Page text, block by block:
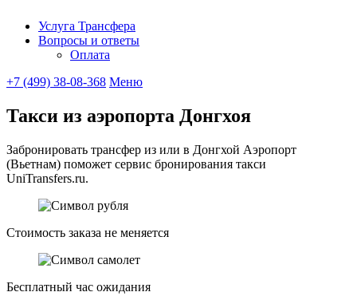
Услуга Трансфера
Вопросы и ответы
Оплата
+7 (499) 38-08-368 Меню
Такси из аэропорта Донгхоя
Забронировать трансфер из или в Донгхой Аэропорт
(Вьетнам) поможет сервис бронирования такси
UniTransfers.ru.
Стоимость заказа не меняется
Бесплатный час ожидания